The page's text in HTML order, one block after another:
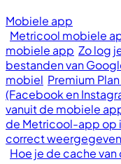
Mobiele app
Metricool mobiele
mobiele app Zo log
bestanden van
mobiel Premium
(Facebook en
vanuit de mobiele
de Metricool-app op
correct
Hoe je de cache